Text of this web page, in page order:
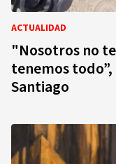
ACTUALIDAD
"Nosotros no
tenemos
Santiago